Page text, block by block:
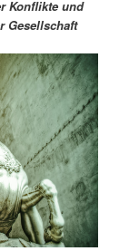
Konflikte und
Gesellschaft